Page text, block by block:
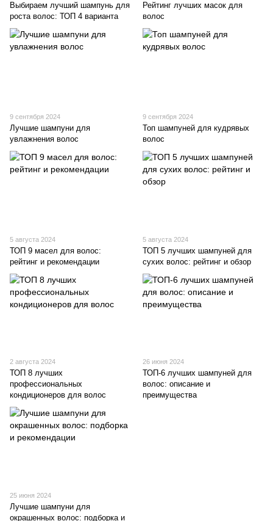
Выбираем лучший шампунь для
роста волос: ТОП 4 варианта
Рейтинг лучших масок для
волос
9 сентября 2024
Лучшие шампуни для
увлажнения волос
9 сентября 2024
Топ шампуней для кудрявых
волос
5 августа 2024
ТОП 9 масел для волос:
рейтинг и рекомендации
5 августа 2024
ТОП 5 лучших шампуней для
сухих волос: рейтинг и обзор
2 августа 2024
ТОП 8 лучших
профессиональных
кондиционеров для волос
26 июня 2024
ТОП-6 лучших шампуней для
волос: описание и
преимущества
25 июня 2024
Лучшие шампуни для
окрашенных волос: подборка и